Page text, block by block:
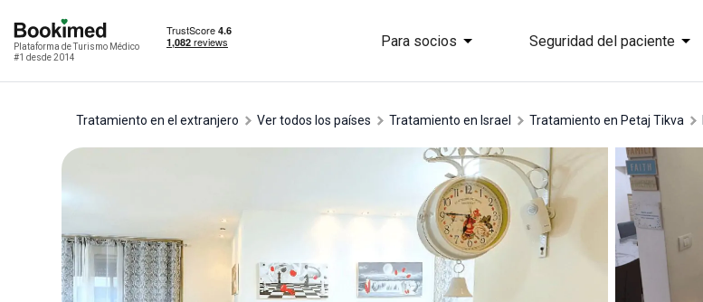
Plataforma de Turismo Médico
#1 desde 2014
Para socios Seguridad del paciente
Tratamiento en el extranjero Ver todos los países tratamiento en Israel tratamiento en Petaj Tikva